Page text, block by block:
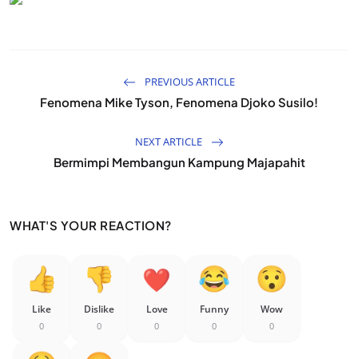
PREVIOUS ARTICLE
Fenomena Mike Tyson, Fenomena Djoko Susilo!
NEXT ARTICLE
Bermimpi Membangun Kampung Majapahit
WHAT'S YOUR REACTION?
Like
0
Dislike
0
Love
0
Funny
0
Wow
0